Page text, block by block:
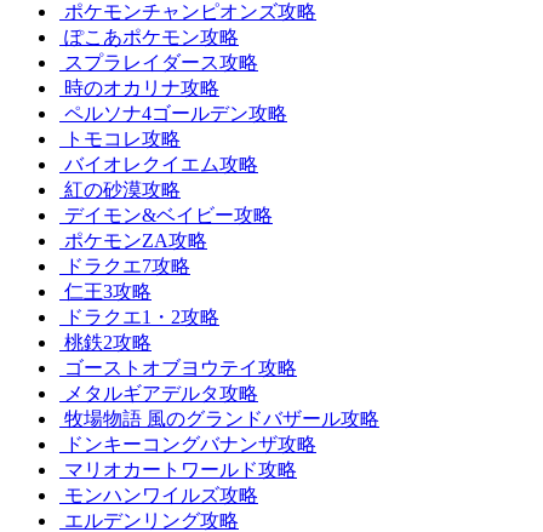
ポケモンチャンピオンズ攻略
ぽこあポケモン攻略
スプラレイダース攻略
時のオカリナ攻略
ペルソナ4ゴールデン攻略
トモコレ攻略
バイオレクイエム攻略
紅の砂漠攻略
デイモン&ベイビー攻略
ポケモンZA攻略
ドラクエ7攻略
仁王3攻略
ドラクエ1・2攻略
桃鉄2攻略
ゴーストオブヨウテイ攻略
メタルギアデルタ攻略
牧場物語 風のグランドバザール攻略
ドンキーコングバナンザ攻略
マリオカートワールド攻略
モンハンワイルズ攻略
エルデンリング攻略